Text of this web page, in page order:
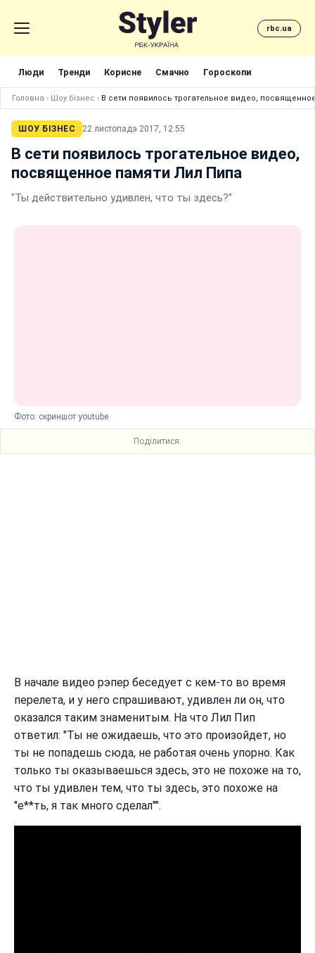
rbc.ua
Люди Тренди Корисне Смачно Гороскопи
Головна › Шоу бізнес › В сети появилось трогательное видео,
ШОУ БІЗНЕС 22 листопада 2017, 12:55
В сети появилось трогательное видео,
посвященное памяти Лил Пипа
"Ты действительно удивлен, что ты здесь?"
Фото: скриншот youtube
Поділитися:
В начале видео рэпер беседует с кем-то во время
перелета, и у него спрашивают, удивлен ли он, что
оказался таким знаменитым. На что Лил Пип
ответил: "Ты не ожидаешь, что это произойдет, но
ты не попадешь сюда, не работая очень упорно. Как
только ты оказываешься здесь, это не похоже на то,
что ты удивлен тем, что ты здесь, это похоже на
"е**ть, я так много сделал"".